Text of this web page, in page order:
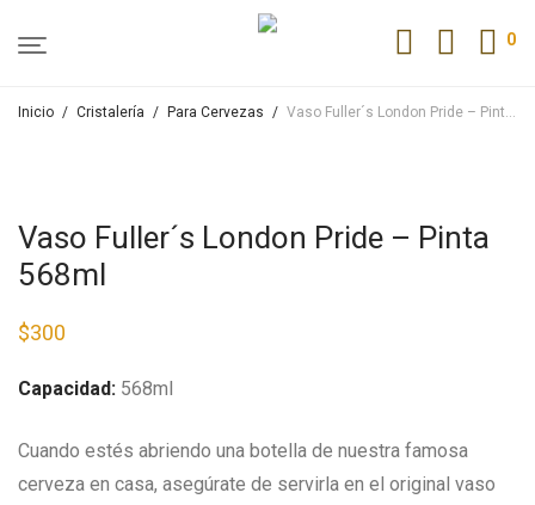
0
Inicio / Cristalería / Para Cervezas / Vaso Fuller´s London Pride – Pinta 568ml
Vaso Fuller´s London Pride – Pinta
568ml
$300
Capacidad: 568ml
Cuando estés abriendo una botella de nuestra famosa
cerveza en casa, asegúrate de servirla en el original vaso